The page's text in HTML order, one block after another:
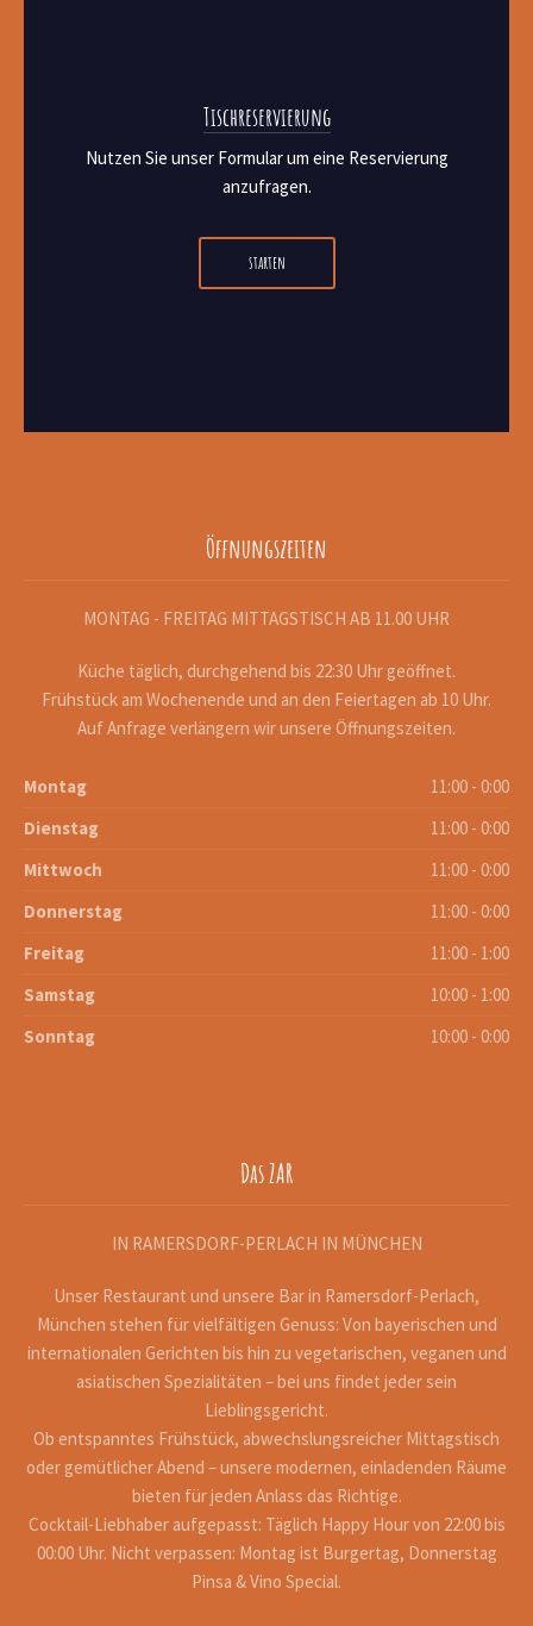
Tischreservierung
Nutzen Sie unser Formular um eine Reservierung
anzufragen.
starten
Öffnungszeiten
MONTAG - FREITAG MITTAGSTISCH AB 11.00 UHR
Küche täglich, durchgehend bis 22:30 Uhr geöffnet.
Frühstück am Wochenende und an den Feiertagen ab 10 Uhr.
Auf Anfrage verlängern wir unsere Öffnungszeiten.
Montag
11:00 - 0:00
Dienstag
11:00 - 0:00
Mittwoch
11:00 - 0:00
Donnerstag
11:00 - 0:00
Freitag
11:00 - 1:00
Samstag
10:00 - 1:00
Sonntag
10:00 - 0:00
Das ZAR
IN RAMERSDORF-PERLACH IN MÜNCHEN
Unser Restaurant und unsere Bar in Ramersdorf-Perlach,
München stehen für vielfältigen Genuss: Von bayerischen und
internationalen Gerichten bis hin zu vegetarischen, veganen und
asiatischen Spezialitäten – bei uns findet jeder sein
Lieblingsgericht.
Ob entspanntes Frühstück, abwechslungsreicher Mittagstisch
oder gemütlicher Abend – unsere modernen, einladenden Räume
bieten für jeden Anlass das Richtige.
Cocktail-Liebhaber aufgepasst: Täglich Happy Hour von 22:00 bis
00:00 Uhr. Nicht verpassen: Montag ist Burgertag, Donnerstag
Pinsa & Vino Special.